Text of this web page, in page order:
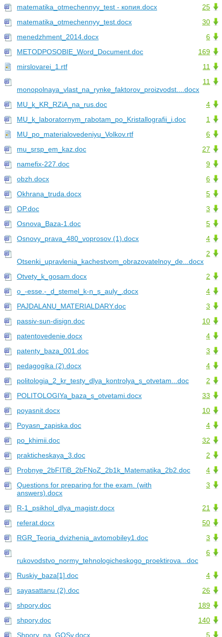
25
matematika_otmechennyy_test - копия.docx
30
matematika_otmechennyy_test.docx
6
menedzhment_2014.docx
169
METODPOSOBIE_Word_Document.doc
11
mirslovarei_1.rtf
11
monopolnaya_vlast_na_rynke_faktorov_proizvodst....docx
4
MU_k_KR_RZiA_na_rus.doc
1
MU_k_laboratornym_rabotam_po_Kristallografii_i.doc
6
MU_po_materialovedeniyu_Volkov.rtf
27
mu_srsp_em_kaz.doc
9
namefix-227.doc
6
obzh.docx
5
Okhrana_truda.docx
3
OP.doc
5
Osnova_Baza-1.doc
4
Osnovy_prava_480_voprosov (1).docx
2
Otsenki_upravlenia_kachestvom_obrazovatelnoy_de...docx
2
Otvety_k_gosam.docx
4
o_-esse.-_d_stemel_k-n_s_auly_.docx
3
PAJDALANU_MATERIALDARY.doc
10
passiv-sun-disign.doc
4
patentovedenie.docx
3
patenty_baza_001.doc
4
pedagogika (2).docx
2
politologia_2_kr_testy_dlya_kontrolya_s_otvetam...doc
33
POLITOLOGIYa_baza_s_otvetami.docx
10
poyasnit.docx
4
Poyasn_zapiska.doc
32
po_khimii.doc
2
prakticheskaya_3.doc
4
Probnye_2bFITiB_2bFNoZ_2b1k_Matematika_2b2.doc
3
Questions for preparing for the exam. (with
answers).docx
21
R-1_psikhol_dlya_magistr.docx
50
referat.docx
3
RGR_Teoria_dvizhenia_avtomobiley1.doc
6
rukovodstvo_normy_tehnologicheskogo_proektirova...doc
4
Ruskiy_baza[1].doc
26
sayasattanu (2).doc
189
shpory.doc
140
shpory.doc
5
Shpory_na_GOSy.docx